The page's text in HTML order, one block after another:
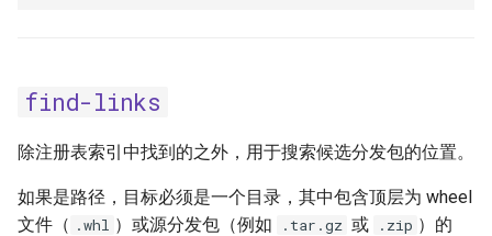
find-links
除注册表索引中找到的之外，用于搜索候选分发包的位置。
如果是路径，目标必须是一个目录，其中包含顶层为 wheel
文件（ .whl ）或源分发包（例如 .tar.gz 或 .zip ）的